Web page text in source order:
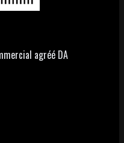
agréé DA